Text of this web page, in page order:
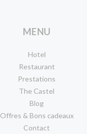
MENU
Hotel
Restaurant
Prestations
The Castel
Blog
Offres & Bons cadeaux
Contact